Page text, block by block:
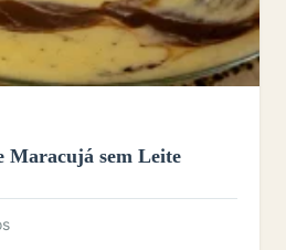
Maracujá sem Leite